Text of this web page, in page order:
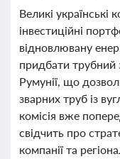
Великі
інвестиційні
відновлювану
придбати трубний
Румунії, що
зварних труб із
комісія вже
свідчить про
компанії та